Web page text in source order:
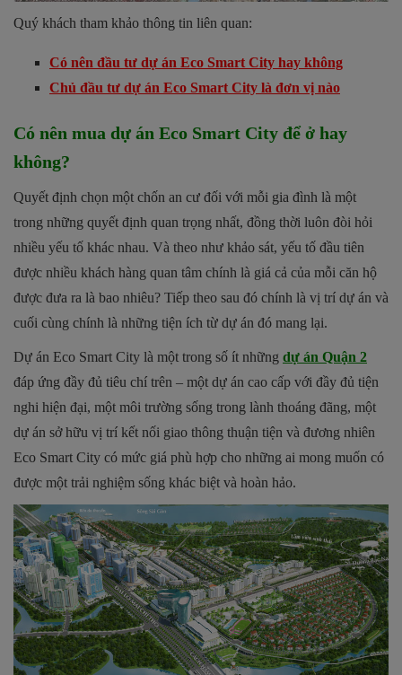
Quý khách tham khảo thông tin liên quan:
Có nên đầu tư dự án Eco Smart City hay không
Chủ đầu tư dự án Eco Smart City là đơn vị nào
Có nên mua dự án Eco Smart City để ở hay
không?
Quyết định chọn một chốn an cư đối với mỗi gia đình là một
trong những quyết định quan trọng nhất, đồng thời luôn đòi hỏi
nhiều yếu tố khác nhau. Và theo như khảo sát, yếu tố đầu tiên
được nhiều khách hàng quan tâm chính là giá cả của mỗi căn hộ
được đưa ra là bao nhiêu? Tiếp theo sau đó chính là vị trí dự án và
cuối cùng chính là những tiện ích từ dự án đó mang lại.
Dự án Eco Smart City là một trong số ít những dự án Quận 2
đáp ứng đầy đủ tiêu chí trên – một dự án cao cấp với đầy đủ tiện
nghi hiện đại, một môi trường sống trong lành thoáng đãng, một
dự án sở hữu vị trí kết nối giao thông thuận tiện và đương nhiên
Eco Smart City có mức giá phù hợp cho những ai mong muốn có
được một trải nghiệm sống khác biệt và hoàn hảo.